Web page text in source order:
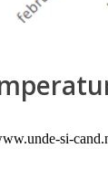
si-